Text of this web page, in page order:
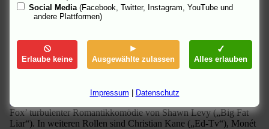
durch das Auftauchen von Sarahs Ex (CHRISTIAN KANE)
nicht gerade verbessert wird, versteht sich von selbst.
durch romantische europäische Landschaften. Wo sie waren,
bleibt verbrannte Erde zurück. Venedig kann restauriert werden,
doch lassen sich gebrochene Herzen wieder kitten?
8 Mile“) und Ashton Kutcher („
is’ mein Auto?
Fox’ turbulenter Romantikkomödie von Shawn Levy („Big Fat
Liar“). In weiteren Rollen sind Christian Kane („Ed-Tv“), Monét
Social Media (Facebook, Twitter, Instagram, YouTube und
andere Plattformen)
Erlaube keine Ausgewählte zulassen Alles erlauben
Impressum Datenschutz